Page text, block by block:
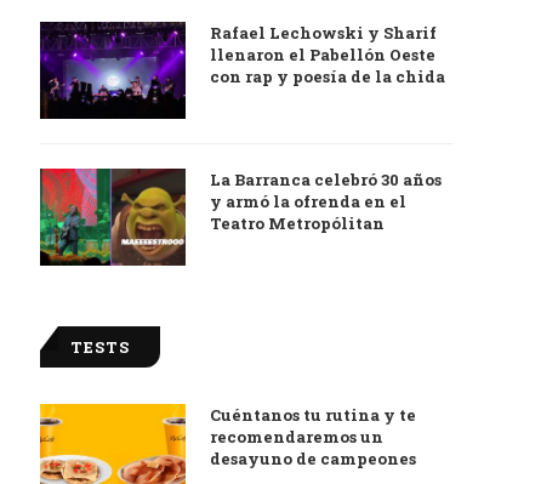
Rafael Lechowski y Sharif
llenaron el Pabellón Oeste
con rap y poesía de la chida
La Barranca celebró 30 años
y armó la ofrenda en el
Teatro Metropólitan
TESTS
Cuéntanos tu rutina y te
recomendaremos un
desayuno de campeones